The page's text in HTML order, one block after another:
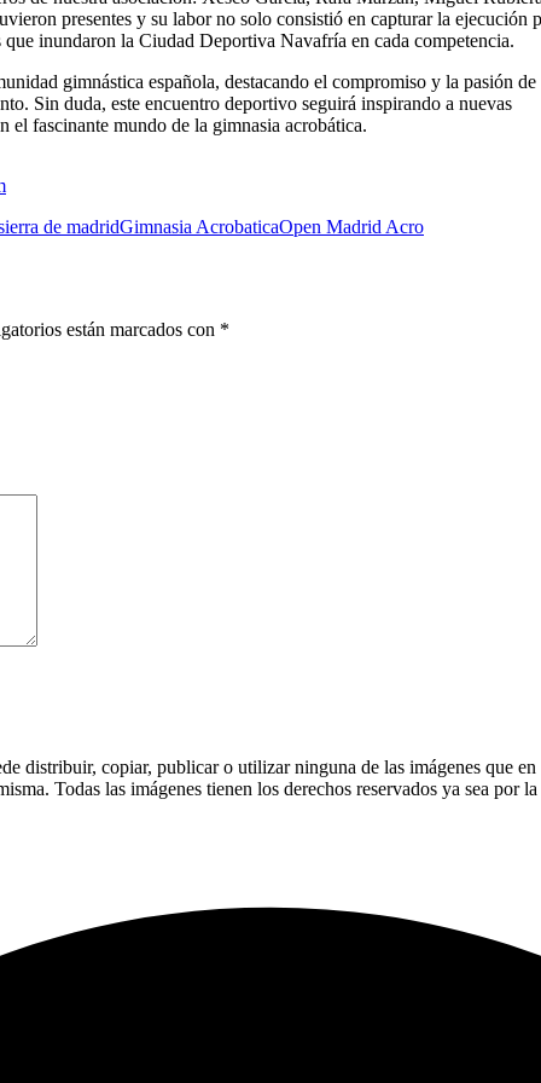
presentes y su labor no solo consistió en capturar la ejecución
inundaron la Ciudad Deportiva Navafría en cada competencia.
gimnástica española, destacando el compromiso y la pasión de
Sin duda, este encuentro deportivo seguirá inspirando a nuevas
el fascinante mundo de la gimnasia acrobática.
de madridGimnasia AcrobaticaOpen Madrid Acro
están marcados con *
distribuir, copiar, publicar o utilizar ninguna de las imágenes que
Todas las imágenes tienen los derechos reservados ya sea por